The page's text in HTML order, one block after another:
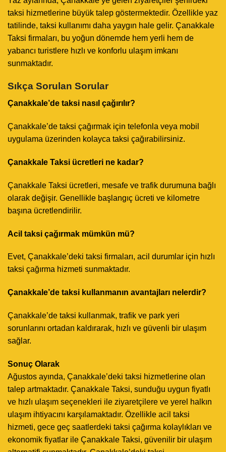
taksi hizmetlerine büyük talep göstermektedir. Özellikle yaz
tatilinde, taksi kullanımı daha yaygın hale gelir. Çanakkale
Taksi firmaları, bu yoğun dönemde hem yerli hem de
yabancı turistlere hızlı ve konforlu ulaşım imkanı
sunmaktadır.
Sıkça Sorulan Sorular
Çanakkale’de taksi nasıl çağırılır?
Çanakkale’de taksi çağırmak için telefonla veya mobil
uygulama üzerinden kolayca taksi çağırabilirsiniz.
Çanakkale Taksi ücretleri ne kadar?
Çanakkale Taksi ücretleri, mesafe ve trafik durumuna bağlı
olarak değişir. Genellikle başlangıç ücreti ve kilometre
başına ücretlendirilir.
Acil taksi çağırmak mümkün mü?
Evet, Çanakkale’deki taksi firmaları, acil durumlar için hızlı
taksi çağırma hizmeti sunmaktadır.
Çanakkale’de taksi kullanmanın avantajları nelerdir?
Çanakkale’de taksi kullanmak, trafik ve park yeri
sorunlarını ortadan kaldırarak, hızlı ve güvenli bir ulaşım
sağlar.
Sonuç Olarak
Ağustos ayında, Çanakkale’deki taksi hizmetlerine olan
talep artmaktadır. Çanakkale Taksi, sunduğu uygun fiyatlı
ve hızlı ulaşım seçenekleri ile ziyaretçilere ve yerel halkın
ulaşım ihtiyacını karşılamaktadır. Özellikle acil taksi
hizmeti, gece geç saatlerdeki taksi çağırma kolaylıkları ve
ekonomik fiyatlar ile Çanakkale Taksi, güvenilir bir ulaşım